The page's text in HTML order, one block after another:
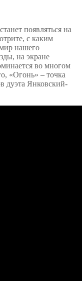
появляться на
с каким
нашего
на экране
во многом
«Огонь» – точка
дуэта Янковский-